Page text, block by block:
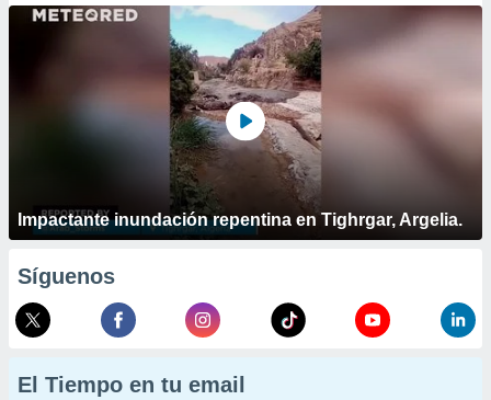
Impactante inundación repentina en Tighrgar, Argelia.
Síguenos
El Tiempo en tu email